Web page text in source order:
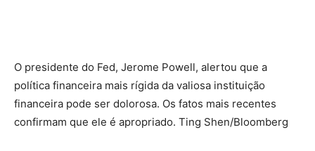
O presidente do Fed, Jerome Powell, alertou que a
política financeira mais rígida da valiosa instituição
financeira pode ser dolorosa. Os fatos mais recentes
confirmam que ele é apropriado. Ting Shen/Bloomberg